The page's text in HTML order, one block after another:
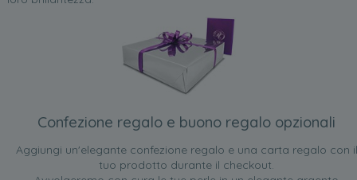
Confezione regalo e buono regalo opzionali
Aggiungi un'elegante confezione regalo e una carta regalo con il
tuo prodotto durante il checkout.